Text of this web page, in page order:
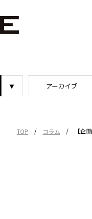
アーカイブ
TOP / コラム /
【企